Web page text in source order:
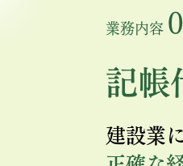
業務内容
記帳
建設業